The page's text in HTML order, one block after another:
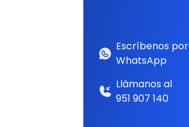
Escríbenos por
WhatsApp
Llámanos al
951 907 140